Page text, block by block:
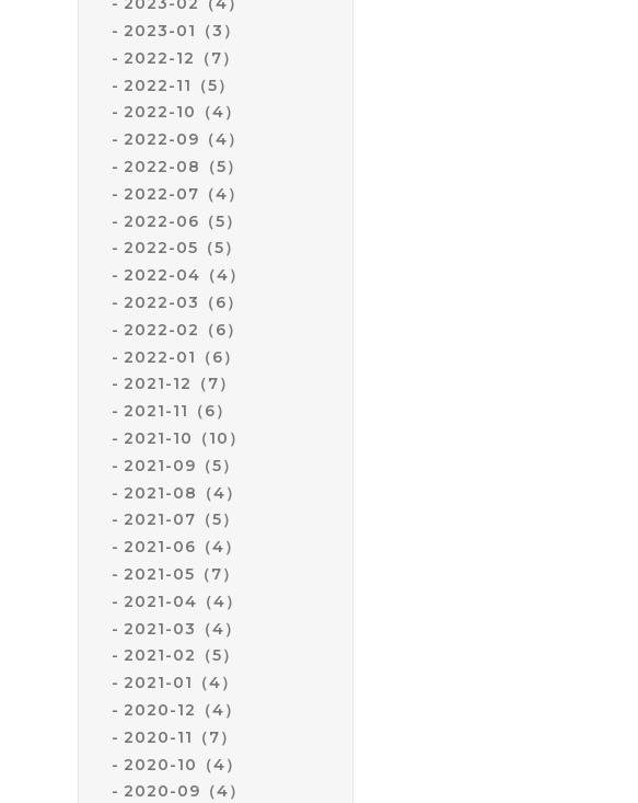
2023-01（3）
2022-12（7）
2022-11（5）
2022-10（4）
2022-09（4）
2022-08（5）
2022-07（4）
2022-06（5）
2022-05（5）
2022-04（4）
2022-03（6）
2022-02（6）
2022-01（6）
2021-12（7）
2021-11（6）
2021-10（10）
2021-09（5）
2021-08（4）
2021-07（5）
2021-06（4）
2021-05（7）
2021-04（4）
2021-03（4）
2021-02（5）
2021-01（4）
2020-12（4）
2020-11（7）
2020-10（4）
2020-09（4）